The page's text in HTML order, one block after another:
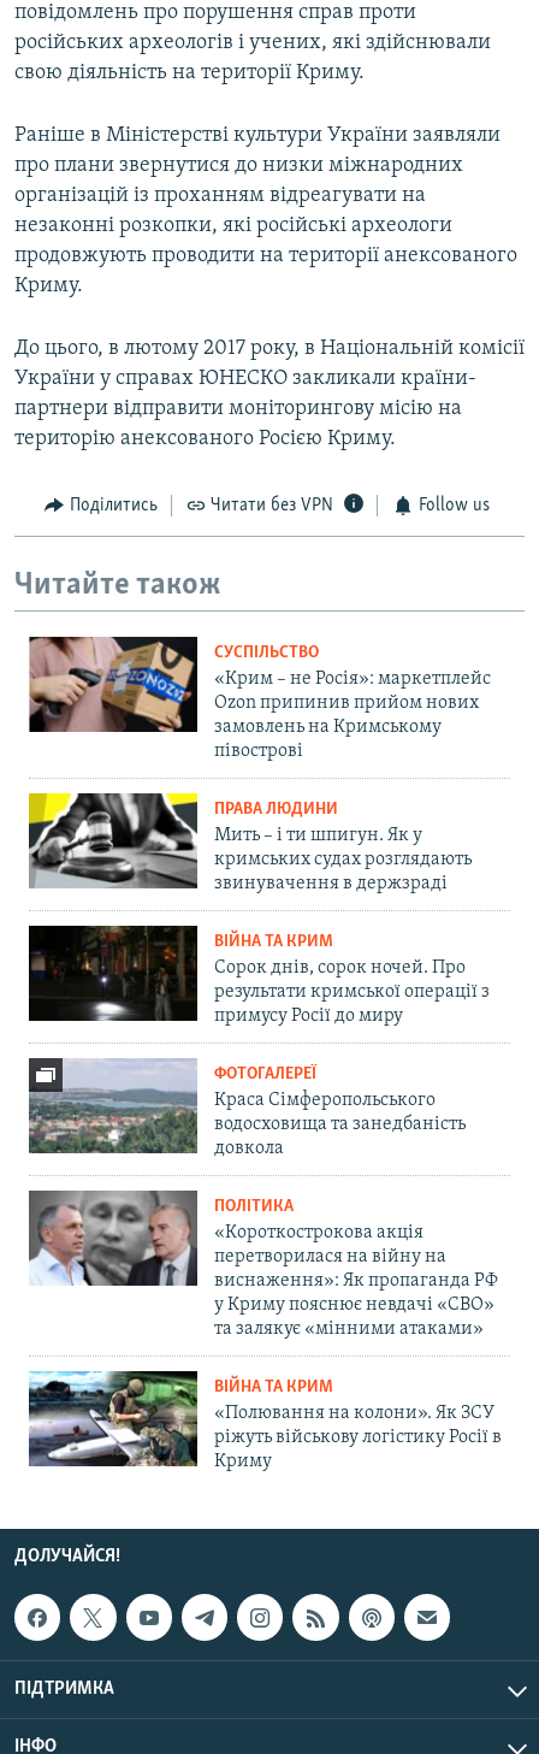
повідомлень про порушення справ проти
російських археологів і учених, які здійснювали
свою діяльність на території Криму.
Раніше в Міністерстві культури України заявляли
про плани звернутися до низки міжнародних
організацій із проханням відреагувати на
незаконні розкопки, які російські археологи
продовжують проводити на території анексованого
Криму.
До цього, в лютому 2017 року, в Національній комісії
України у справах ЮНЕСКО закликали країни-
партнери відправити моніторингову місію на
територію анексованого Росією Криму.
Поділитись Читати без VPN Follow us
Читайте також
СУСПІЛЬСТВО
«Крим – не Росія»: маркетплейс
Ozon припинив прийом нових
замовлень на Кримському
півострові
ПРАВА ЛЮДИНИ
Мить – і ти шпигун. Як у
кримських судах розглядають
звинувачення в держзраді
ВІЙНА ТА КРИМ
Сорок днів, сорок ночей. Про
результати кримської операції з
примусу Росії до миру
ФОТОГАЛЕРЕЇ
Краса Сімферопольського
водосховища та занедбаність
довкола
ПОЛІТИКА
«Короткострокова акція
перетворилася на війну на
виснаження»: Як пропаганда РФ
у Криму пояснює невдачі «СВО»
та залякує «мінними атаками»
ВІЙНА ТА КРИМ
«Полювання на колони». Як ЗСУ
ріжуть військову логістику Росії в
Криму
ДОЛУЧАЙСЯ!
ПІДТРИМКА
ІНФО